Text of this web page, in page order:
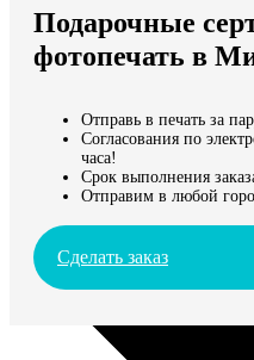
Мы доставляем по всему
Продолжить без города
Подарочные
фотопечать в
Отправь в печать за
Согласования по
часа!
Срок выполнения
Отправим в любой
Сделать заказ